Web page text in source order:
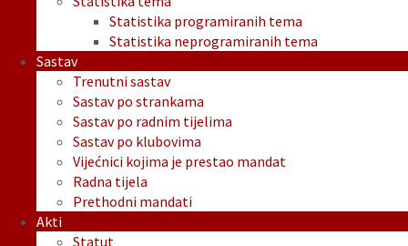
Statistika programiranih tema
Statistika neprogramiranih tema
Sastav
Trenutni sastav
Sastav po strankama
Sastav po radnim tijelima
Sastav po klubovima
Vijećnici kojima je prestao mandat
Radna tijela
Prethodni mandati
Akti
Statut